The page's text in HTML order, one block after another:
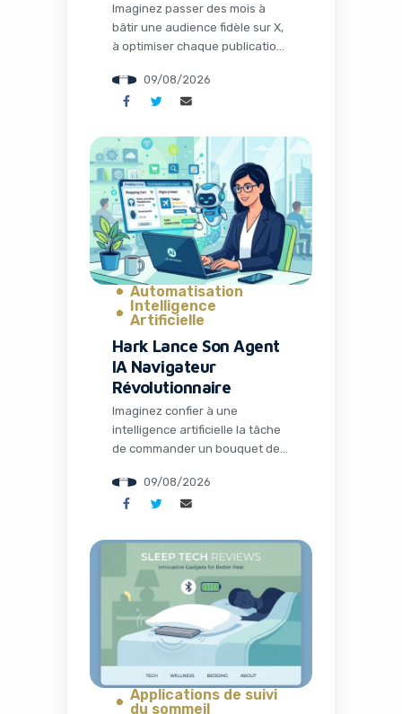
Imaginez passer des mois à
bâtir une audience fidèle sur X,
à optimiser chaque publication
et soudain voir les règles du jeu
complètement changer. C’est
créateurs de contenu en ce
mois d’août 2026. La
plateforme autrefois connue
sous le nom de Twitter,
désormais dirigée par Elon […]
09/08/2026
Automatisation
Intelligence
Artificielle
Hark Lance Son Agent
IA Navigateur
Révolutionnaire
Imaginez confier à une
intelligence artificielle la tâche
de commander un bouquet de
sans API, de réserver une table
au restaurant idéal ou encore
produits essentiels sur
plusieurs e-commerces en
quelques minutes. Ce n’est plus
de la science-fiction : Hark vient
de lever le voile […]
09/08/2026
Applications de suivi
du sommeil